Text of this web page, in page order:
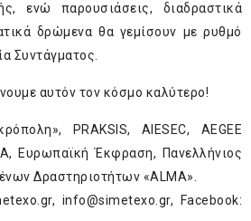
ενώ παρουσιάσεις, διαδραστικά
δρώμενα θα γεμίσουν με ρυθμό
Συντάγματος.
αυτόν τον κόσμο καλύτερο!
PRAKSIS, AIESEC, AEGEE
Ευρωπαϊκή Έκφραση, Πανελλήνιος
Δραστηριοτήτων «ALMA».
, info@simetexo.gr, Facebook: